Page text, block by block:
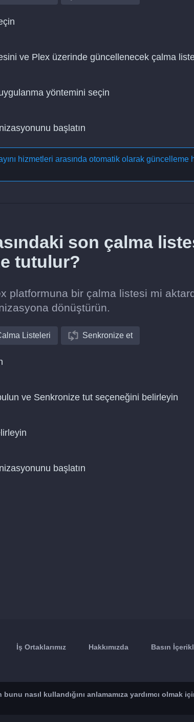
ve Plex üzerinde güncellenecek çalma
yöntemini seçin
başlatın
hizmetleri arasında otomatik olarak güncelleme
son çalma
tutulur?
platformuna bir çalma listesi mi
dönüştürün.
Listeleri Senkronize et
ve Senkronize tut seçeneğini belirleyin
başlatın
İş Ortaklarımız Hakkımızda Basın
nasıl kullandığını anlamamıza yardımcı olmak